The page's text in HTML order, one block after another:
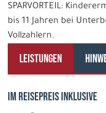
SPARVORTEIL:
bis 11 Jahren bei
Vollzahlern.
LEISTUNGEN
IM REISEPREIS INKLUSIVE